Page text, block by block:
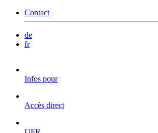
Contact
de
fr
Infos pour
Accès direct